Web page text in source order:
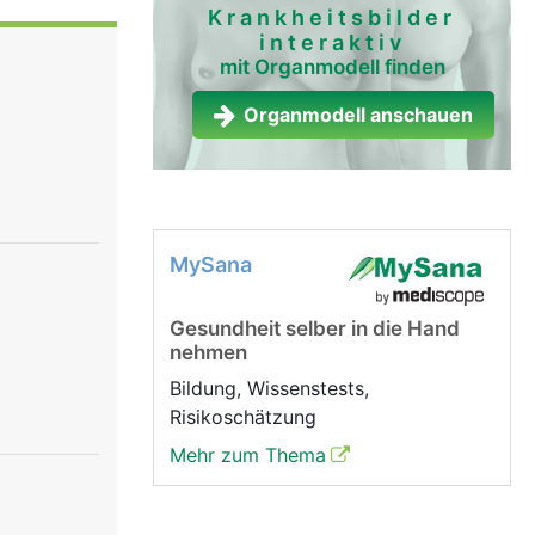
der
stossen
wird.
Krankheitsbilder
interaktiv
mit Organmodell finden
Organmodell anschauen
MySana
Gesundheit selber in die Hand
nehmen
Bildung, Wissenstests,
Risikoschätzung
Mehr zum Thema